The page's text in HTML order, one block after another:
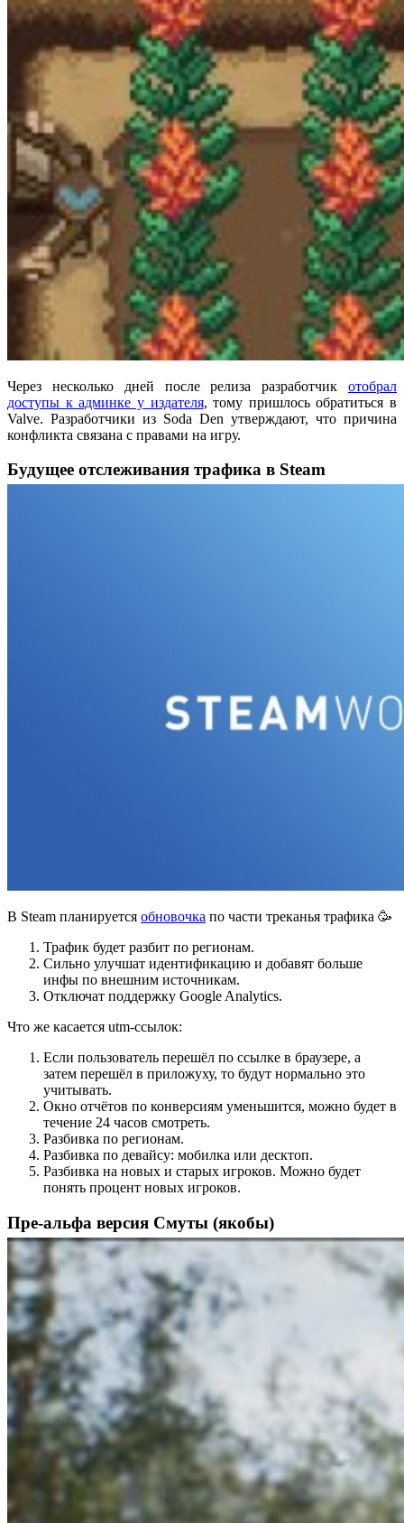
Через несколько дней после релиза разработчик отобрал
доступы к админке у издателя, тому пришлось обратиться в
Valve. Разработчики из Soda Den утверждают, что причина
конфликта связана с правами на игру.
Будущее отслеживания трафика в Steam
В Steam планируется обновочка по части треканья трафика 🥳
Трафик будет разбит по регионам.
Сильно улучшат идентификацию и добавят больше
инфы по внешним источникам.
Отключат поддержку Google Analytics.
Что же касается utm-ссылок:
Если пользователь перешёл по ссылке в браузере, а
затем перешёл в приложуху, то будут нормально это
учитывать.
Окно отчётов по конверсиям уменьшится, можно будет в
течение 24 часов смотреть.
Разбивка по регионам.
Разбивка по девайсу: мобилка или десктоп.
Разбивка на новых и старых игроков. Можно будет
понять процент новых игроков.
Пре-альфа версия Смуты (якобы)